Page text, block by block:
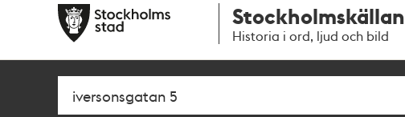
navigationen
huvudinnehållet
Stockholmskällan
Historia i ord, ljud och bild
Sök